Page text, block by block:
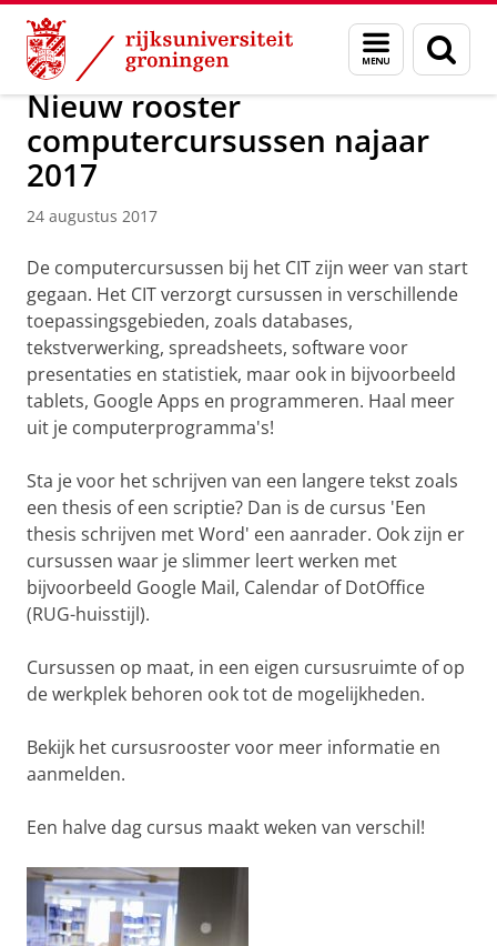
Skip
Content
Skip
Navigation
Menu
en
zoeken
Over ons Actueel Nieuws Nieuwsberichten
Nieuw rooster
computercursussen najaar
2017
24 augustus 2017
De computercursussen bij het CIT zijn weer van start
gegaan. Het CIT verzorgt cursussen in verschillende
toepassingsgebieden, zoals databases,
tekstverwerking, spreadsheets, software voor
presentaties en statistiek, maar ook in bijvoorbeeld
tablets, Google Apps en programmeren. Haal meer
uit je computerprogramma's!
Sta je voor het schrijven van een langere tekst zoals
een thesis of een scriptie? Dan is de cursus 'Een
thesis schrijven met Word' een aanrader. Ook zijn er
cursussen waar je slimmer leert werken met
bijvoorbeeld Google Mail, Calendar of DotOffice
(RUG-huisstijl).
Cursussen op maat, in een eigen cursusruimte of op
de werkplek behoren ook tot de mogelijkheden.
Bekijk het cursusrooster voor meer informatie en
aanmelden.
Een halve dag cursus maakt weken van verschil!